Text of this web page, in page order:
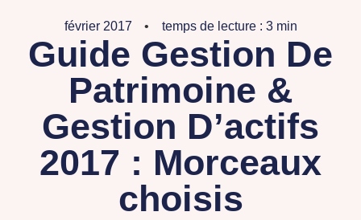
février 2017 temps de lecture : 3 min
Guide Gestion De
Patrimoine &
Gestion D’actifs
2017 : Morceaux
choisis